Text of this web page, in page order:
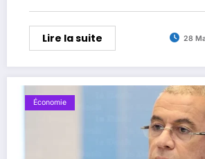
ais en nette hausse sur un an. Les
Lire la suite 28
Économie